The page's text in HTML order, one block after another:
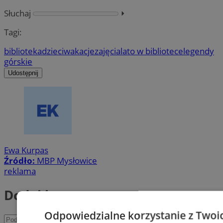
Słuchaj
⏵︎
Tagi:
bibliotekadzieciwakacjezajęcialato w bibliotecelegendy
górskie
Udostępnij
Ewa Kurpas
Źródło: MBP Mysłowice
reklama
Dodaj komentarz
Odpowiedzialne korzystanie z